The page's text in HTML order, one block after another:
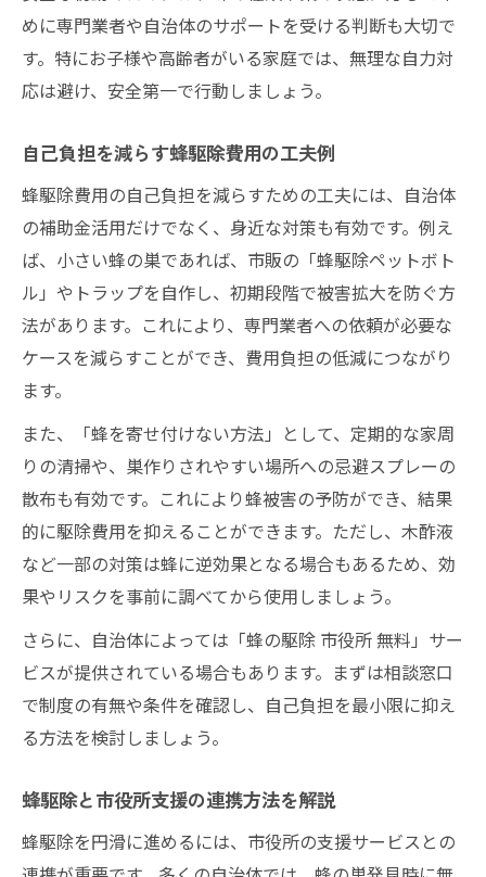
めに専門業者や自治体のサポートを受ける判断も大切で
す。特にお子様や高齢者がいる家庭では、無理な自力対
応は避け、安全第一で行動しましょう。
自己負担を減らす蜂駆除費用の工夫例
蜂駆除費用の自己負担を減らすための工夫には、自治体
の補助金活用だけでなく、身近な対策も有効です。例え
ば、小さい蜂の巣であれば、市販の「蜂駆除ペットボト
ル」やトラップを自作し、初期段階で被害拡大を防ぐ方
法があります。これにより、専門業者への依頼が必要な
ケースを減らすことができ、費用負担の低減につながり
ます。
また、「蜂を寄せ付けない方法」として、定期的な家周
りの清掃や、巣作りされやすい場所への忌避スプレーの
散布も有効です。これにより蜂被害の予防ができ、結果
的に駆除費用を抑えることができます。ただし、木酢液
など一部の対策は蜂に逆効果となる場合もあるため、効
果やリスクを事前に調べてから使用しましょう。
さらに、自治体によっては「蜂の駆除 市役所 無料」サー
ビスが提供されている場合もあります。まずは相談窓口
で制度の有無や条件を確認し、自己負担を最小限に抑え
る方法を検討しましょう。
蜂駆除と市役所支援の連携方法を解説
蜂駆除を円滑に進めるには、市役所の支援サービスとの